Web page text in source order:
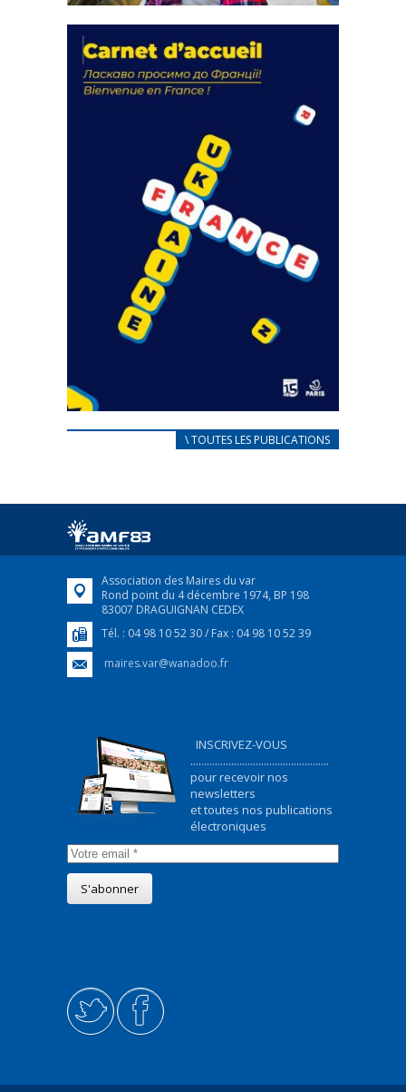
actions
18 septembre 2023
FEUILLETER
CARNET D’ACCUEIL
Afin d’accompagner au mieux les réfugiés
FEUILLETER
\ TOUTES LES PUBLICATIONS
Association des Maires du var
Rond point du 4 décembre 1974, BP 198
83007 DRAGUIGNAN CEDEX
Tél. : 04 98 10 52 30 / Fax : 04 98 10 52 39
maires.var@wanadoo.fr
INSCRIVEZ-VOUS
...................................................
pour recevoir nos
newsletters
et toutes nos publications
électroniques